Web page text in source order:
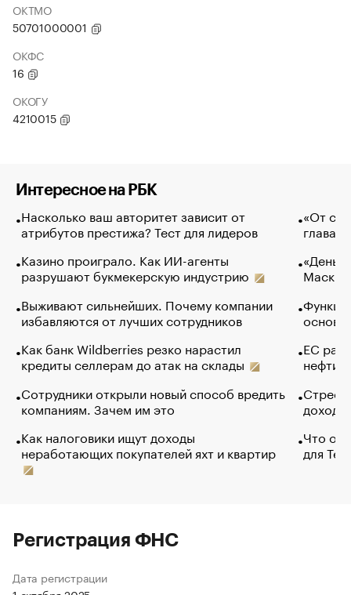
ОКТМО
50701000001
ОКФС
16
ОКОГУ
4210015
Интересное на РБК
Насколько ваш авторитет зависит от
атрибутов престижа? Тест для лидеров
Казино проиграло. Как ИИ-агенты
разрушают букмекерскую индустрию
Выживают сильнейших. Почему компании
избавляются от лучших сотрудников
Как банк Wildberries резко нарастил
кредиты селлерам до атак на склады
Сотрудники открыли новый способ вредить
компаниям. Зачем им это
Как налоговики ищут доходы
неработающих покупателей яхт и квартир
«От
глава
Маск в
основ
ЕС
нефти
Что
для
Регистрация ФНС
Дата регистрации